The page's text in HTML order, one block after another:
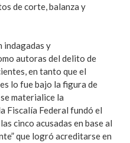
de corte, balanza y
indagadas y
autoras del delito de
en tanto que el
lo fue bajo la figura de
materialice la
Fiscalía Federal fundó el
cinco acusadas en base al
que logró acreditarse en